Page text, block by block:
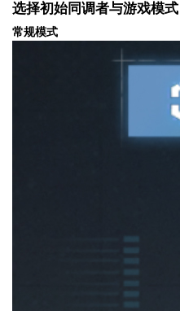
选择初始同调者与游戏模式
常规模式